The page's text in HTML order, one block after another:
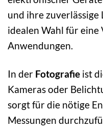
und ihre zuverlässige
idealen Wahl für eine
Anwendungen.
In der Fotografie ist
Kameras oder
sorgt für die nötige
Messungen